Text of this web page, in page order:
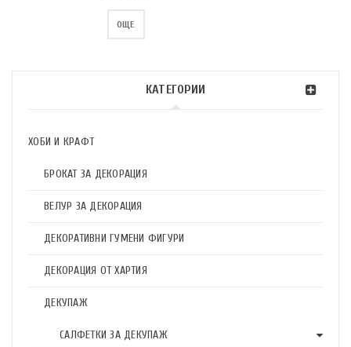
КАТЕГОРИИ
ХОБИ И КРАФТ
БРОКАТ ЗА ДЕКОРАЦИЯ
ВЕЛУР ЗА ДЕКОРАЦИЯ
ДЕКОРАТИВНИ ГУМЕНИ ФИГУРИ
ДЕКОРАЦИЯ ОТ ХАРТИЯ
ДЕКУПАЖ
САЛФЕТКИ ЗА ДЕКУПАЖ
ОЩЕ